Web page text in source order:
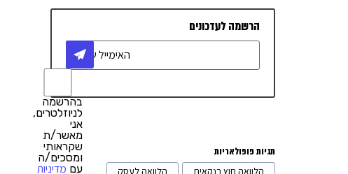
ריהוט משרדי
רכבים וליסינג
מתווכים מסחריים
1
הרשמה לעדכונים
בהרשמה
לניוזלטרים,
אני
מאשר/ת
שקראותי
ומסכים/ה
עם מדיניות
תגיות פופולאריות
הלוואה חוץ בנקאית
הלוואה לעסק